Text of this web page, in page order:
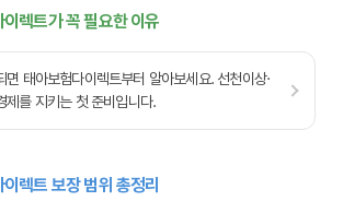
렉트가 꼭 필요한 이유
면 태아보험다이렉트부터 알아보세요. 선천이상·
제를 지키는 첫 준비입니다.
렉트 보장 범위 총정리